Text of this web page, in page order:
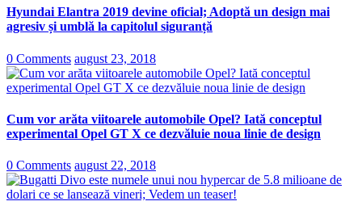
Hyundai Elantra 2019 devine oficial; Adoptă un design mai
agresiv și umblă la capitolul siguranță
0 Comments august 23, 2018
Cum vor arăta viitoarele automobile Opel? Iată conceptul
experimental Opel GT X ce dezvăluie noua linie de design
0 Comments august 22, 2018